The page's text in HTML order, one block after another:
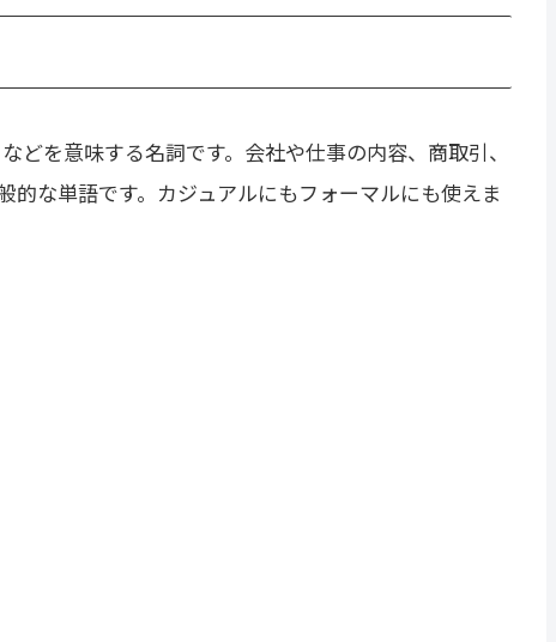
どを意味する名詞です。会社や仕事の内容、商取引、
な単語です。カジュアルにもフォーマルにも使えま